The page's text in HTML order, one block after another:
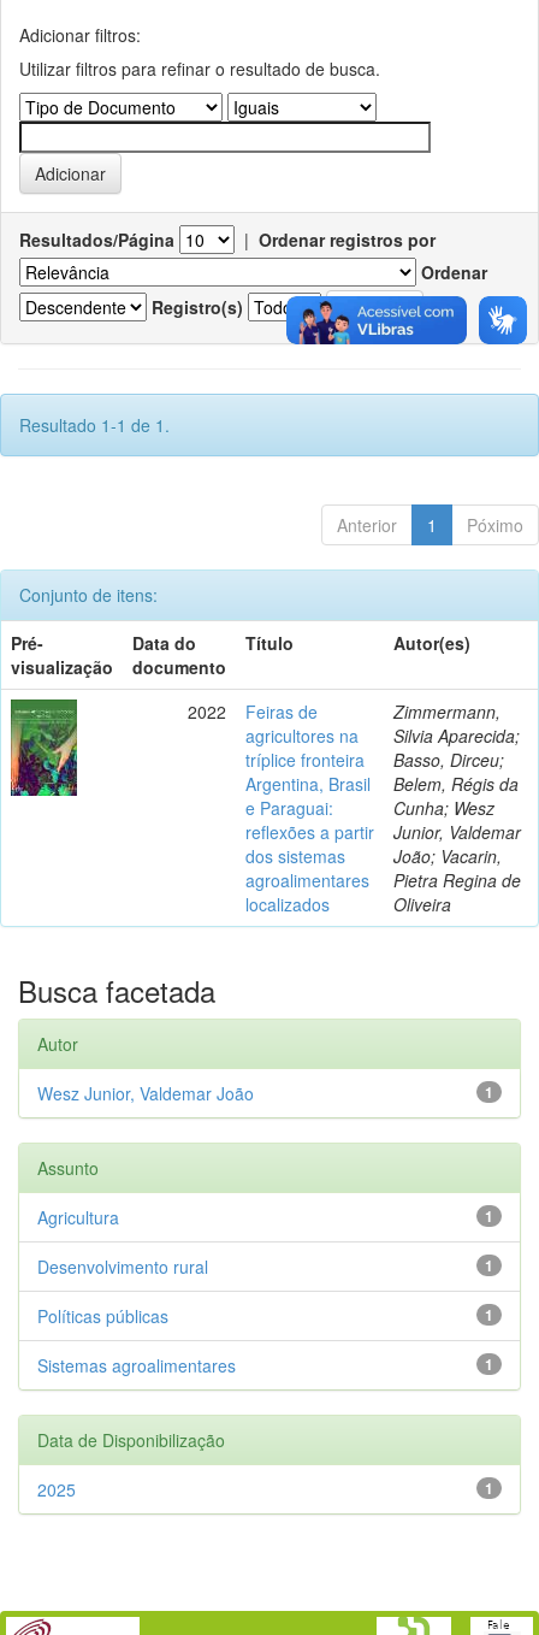
Adicionar filtros:
Utilizar filtros para refinar o resultado de busca.
Resultados/Página | Ordenar registros por
Ordenar
Registro(s)
Resultado 1-1 de 1.
Anterior 1 Póximo
Conjunto de itens:
Pré-
visualização
Data do
documento
Título Autor(es)
2022
Feiras de
agricultores na
tríplice fronteira
Argentina, Brasil
e Paraguai:
reflexões a partir
dos sistemas
agroalimentares
localizados
Zimmermann,
Silvia Aparecida;
Basso, Dirceu;
Belem, Régis da
Cunha; Wesz
Junior, Valdemar
João; Vacarin,
Pietra Regina de
Oliveira
Busca facetada
Autor
1
Wesz Junior, Valdemar João
Assunto
1
Agricultura
1
Desenvolvimento rural
1
Políticas públicas
1
Sistemas agroalimentares
Data de Disponibilização
1
2025